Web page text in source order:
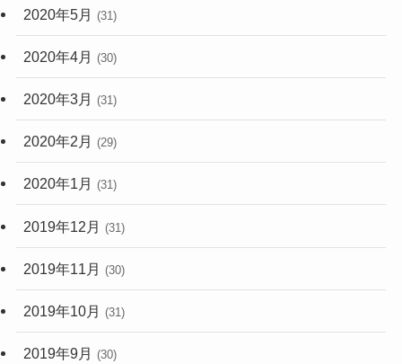
2020年5月 (31)
2020年4月 (30)
2020年3月 (31)
2020年2月 (29)
2020年1月 (31)
2019年12月 (31)
2019年11月 (30)
2019年10月 (31)
2019年9月 (30)